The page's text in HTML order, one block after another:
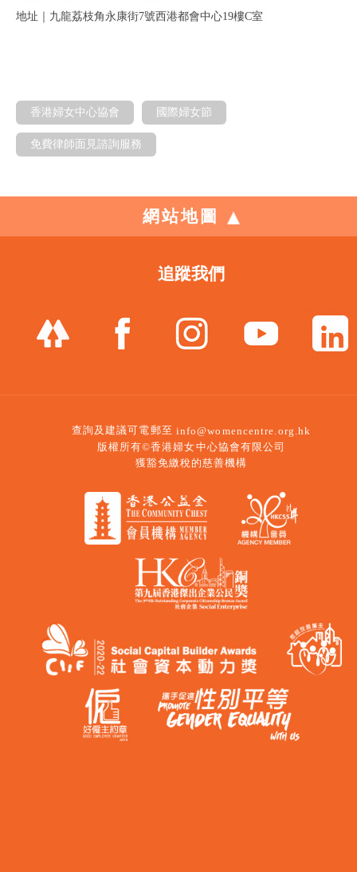
地址｜九龍荔枝角永康街7號西港都會中心19樓C室
香港婦女中心協會 國際婦女節
免費律師面見諮詢服務
網站地圖
追蹤我們
查詢及建議可電郵至 info@womencentre.org.hk
版權所有©香港婦女中心協會有限公司
獲豁免繳稅的慈善機構